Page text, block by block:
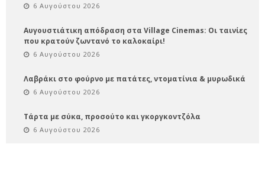
6 Αυγούστου 2026
Αυγουστιάτικη απόδραση στα Village Cinemas: Οι ταινίες
που κρατούν ζωντανό το καλοκαίρι!
6 Αυγούστου 2026
Λαβράκι στο φούρνο με πατάτες, ντοματίνια & μυρωδικά
6 Αυγούστου 2026
Τάρτα με σύκα, προσούτο και γκοργκοντζόλα
6 Αυγούστου 2026